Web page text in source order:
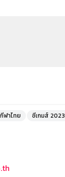
ฬาไทย ซีเกมส์ 2023